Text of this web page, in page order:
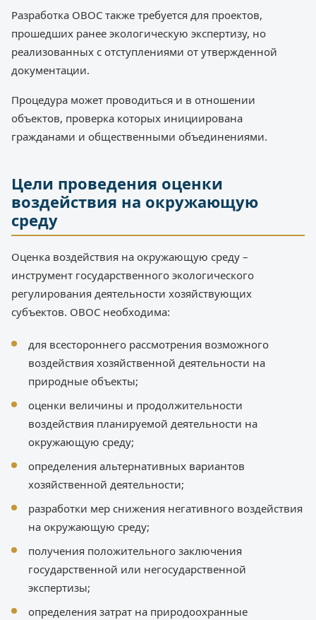
Разработка ОВОС также требуется для проектов,
прошедших ранее экологическую экспертизу, но
реализованных с отступлениями от утвержденной
документации.
Процедура может проводиться и в отношении
объектов, проверка которых инициирована
гражданами и общественными объединениями.
Цели проведения оценки
воздействия на окружающую
среду
Оценка воздействия на окружающую среду –
инструмент государственного экологического
регулирования деятельности хозяйствующих
субъектов. ОВОС необходима:
для всестороннего рассмотрения возможного
воздействия хозяйственной деятельности на
природные объекты;
оценки величины и продолжительности
воздействия планируемой деятельности на
окружающую среду;
определения альтернативных вариантов
хозяйственной деятельности;
разработки мер снижения негативного воздействия
на окружающую среду;
получения положительного заключения
государственной или негосударственной
экспертизы;
определения затрат на природоохранные